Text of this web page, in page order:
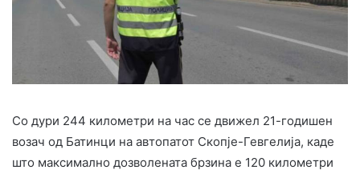
Со дури 244 километри на час се движел 21-годишен
возач од Батинци на автопатот Скопје-Гевгелија, каде
што максимално дозволената брзина е 120 километри